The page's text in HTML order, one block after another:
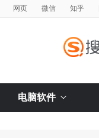
网页 微信 知乎
电脑软件